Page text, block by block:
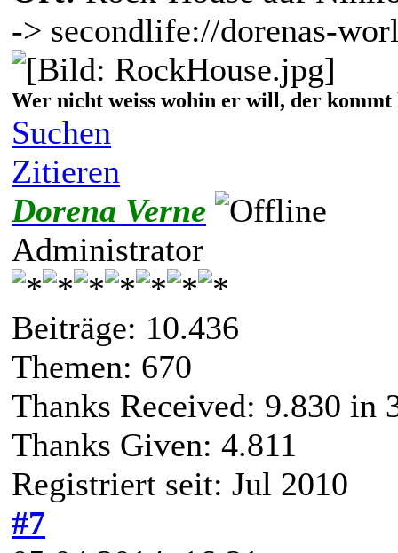
-> secondlife://dorenas-
Wer nicht weiss wohin er will, der kommt
Suchen
Zitieren
Dorena Verne
Administrator
Beiträge: 10.436
Themen: 670
Thanks Received: 9.830 in
Thanks Given: 4.811
Registriert seit: Jul 2010
#7